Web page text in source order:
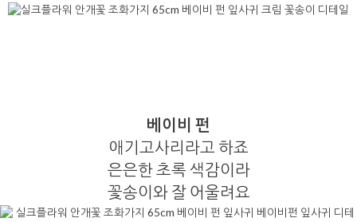
베이비 펀
애기고사리라고 하죠
은은한 초록 색감이라
꽃송이와 잘 어울려요